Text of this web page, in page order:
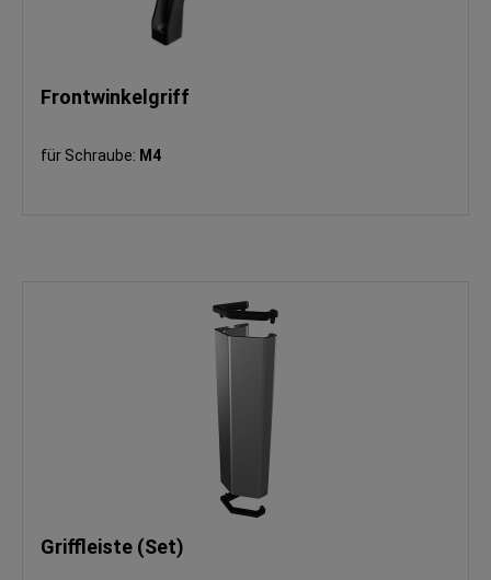
Frontwinkelgriff
für Schraube: M4
Griffleiste (Set)